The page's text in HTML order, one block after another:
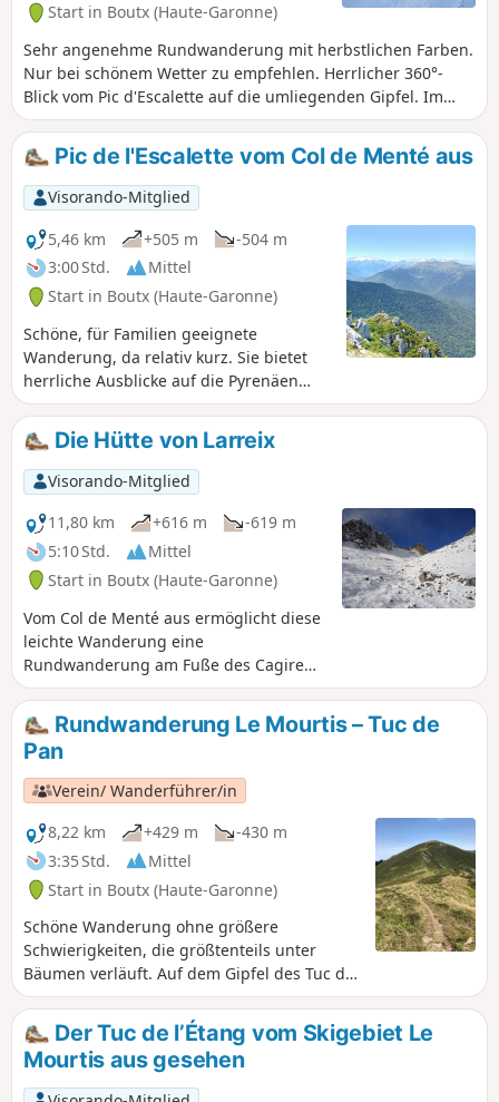
Start in Boutx (Haute-Garonne)
Sehr angenehme Rundwanderung mit herbstlichen Farben.
Nur bei schönem Wetter zu empfehlen. Herrlicher 360°-
Blick vom Pic d'Escalette auf die umliegenden Gipfel. Im
Winter bei guter Schneelage begehbar, bei gefrorenem
Boden jedoch als schwierig eingestuft.
Pic de l'Escalette vom Col de Menté aus
Visorando-Mitglied
5,46 km
+505 m
-504 m
3:00 Std.
Mittel
Start in Boutx (Haute-Garonne)
Schöne, für Familien geeignete
Wanderung, da relativ kurz. Sie bietet
herrliche Ausblicke auf die Pyrenäen
und endet in einer eher mineralischen
Umgebung. Die Aussicht ist für eine
Wanderung dieser Länge ziemlich
atemberaubend, aber man erreicht
immerhin einen Gipfel!
Die Hütte von Larreix
Visorando-Mitglied
11,80 km
+616 m
-619 m
5:10 Std.
Mittel
Start in Boutx (Haute-Garonne)
Vom Col de Menté aus ermöglicht diese
leichte Wanderung eine
Rundwanderung am Fuße des Cagire
und ganz in der Nähe des Col du Pas de
l'Âne.Rundwanderung Le Mourtis – Tuc de
Pan
Verein/ Wanderführer/in
8,22 km
+429 m
-430 m
3:35 Std.
Mittel
Start in Boutx (Haute-Garonne)
Schöne Wanderung ohne größere
Schwierigkeiten, die größtenteils unter
Bäumen verläuft. Auf dem Gipfel des Tuc de
Pan (1724 m) erwartet Sie ein
außergewöhnliches Panorama auf das Tal
der Garonne, das nach Frankreich
zurückführt, sowie auf das Maladeta-Massiv
und andere Gebirge.
Der Tuc de l’Étang vom Skigebiet Le
Mourtis aus gesehen